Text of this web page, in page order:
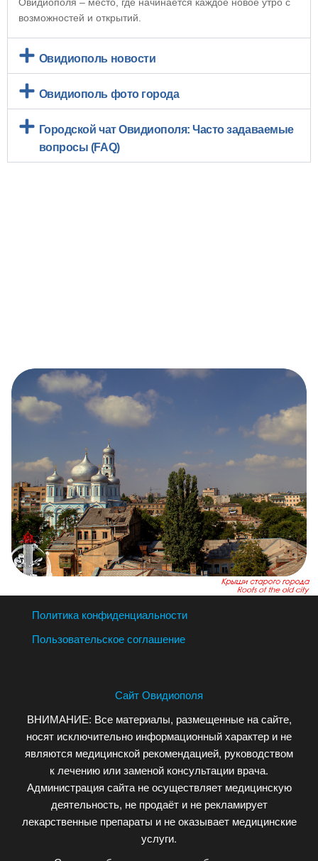
возможностей и открытий.
Овидиополь новости
Овидиополь фото города
Городской чат Овидиополя: Часто задаваемые
вопросы (FAQ)
Политика конфиденциальности
Пользовательское соглашение
Сайт Овидиополя
ВНИМАНИЕ: Все материалы, размещенные на сайте,
носят исключительно информационный характер и не
являются медицинской рекомендацией, руководством
к лечению или заменой консультации врача.
Администрация сайта не осуществляет медицинскую
деятельность, не продаёт и не рекламирует
лекарственные препараты и не оказывает медицинские
услуги.